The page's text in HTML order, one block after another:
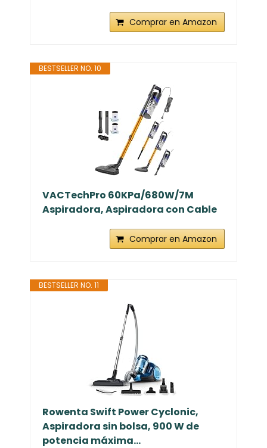
Comprar en Amazon
BESTSELLER NO. 10
VACTechPro 60KPa/680W/7M
Aspiradora, Aspiradora con Cable
Comprar en Amazon
BESTSELLER NO. 11
Rowenta Swift Power Cyclonic,
Aspiradora sin bolsa, 900 W de
potencia máxima...